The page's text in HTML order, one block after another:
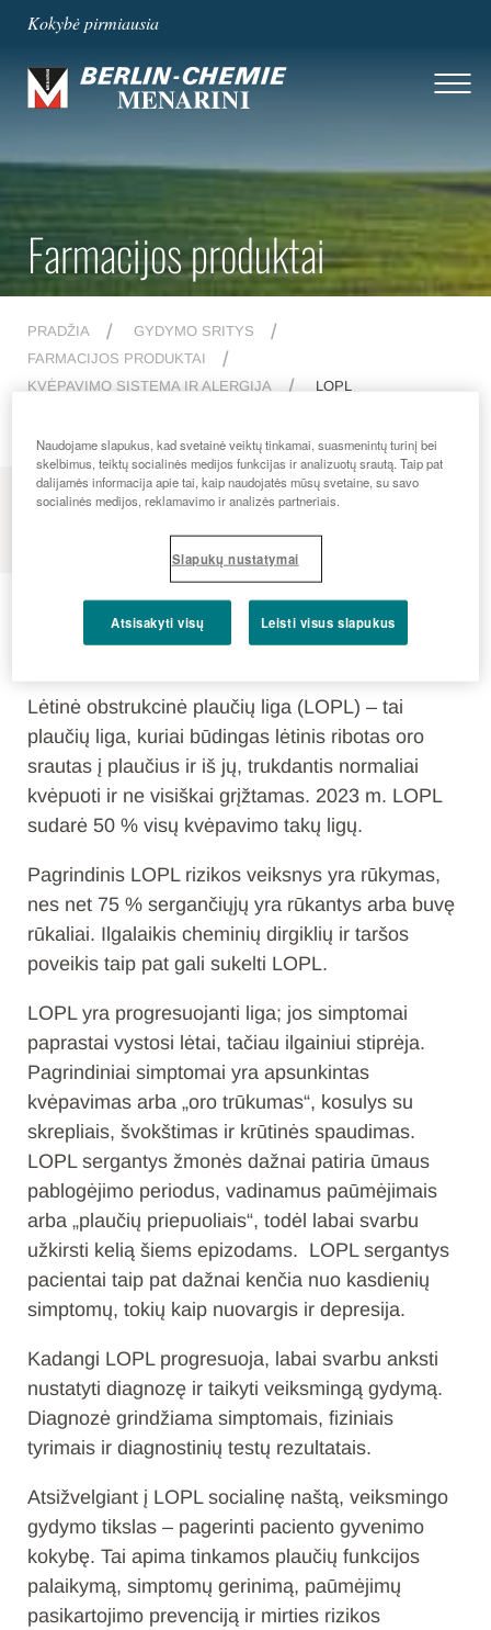
Kokybė pirmiausia
Farmacijos produktai
PRADŽIA
GYDYMO SRITYS
FARMACIJOS PRODUKTAI
KVĖPAVIMO SISTEMA IR ALERGIJA
LOPL
MENU
LOPL
Lėtinė obstrukcinė plaučių liga (LOPL) – tai
plaučių liga, kuriai būdingas lėtinis ribotas oro
srautas į plaučius ir iš jų, trukdantis normaliai
kvėpuoti ir ne visiškai grįžtamas. 2023 m. LOPL
sudarė 50 % visų kvėpavimo takų ligų.
Pagrindinis LOPL rizikos veiksnys yra rūkymas,
nes net 75 % sergančiųjų yra rūkantys arba buvę
rūkaliai. Ilgalaikis cheminių dirgiklių ir taršos
poveikis taip pat gali sukelti LOPL.
LOPL yra progresuojanti liga; jos simptomai
paprastai vystosi lėtai, tačiau ilgainiui stiprėja.
Pagrindiniai simptomai yra apsunkintas
kvėpavimas arba „oro trūkumas“, kosulys su
skrepliais, švokštimas ir krūtinės spaudimas.
LOPL sergantys žmonės dažnai patiria ūmaus
pablogėjimo periodus, vadinamus paūmėjimais
arba „plaučių priepuoliais“, todėl labai svarbu
užkirsti kelią šiems epizodams. LOPL sergantys
pacientai taip pat dažnai kenčia nuo kasdienių
simptomų, tokių kaip nuovargis ir depresija.
Kadangi LOPL progresuoja, labai svarbu anksti
nustatyti diagnozę ir taikyti veiksmingą gydymą.
Diagnozė grindžiama simptomais, fiziniais
tyrimais ir diagnostinių testų rezultatais.
Atsižvelgiant į LOPL socialinę naštą, veiksmingo
gydymo tikslas – pagerinti paciento gyvenimo
kokybę. Tai apima tinkamos plaučių funkcijos
palaikymą, simptomų gerinimą, paūmėjimų
pasikartojimo prevenciją ir mirties rizikos
Naudojame slapukus, kad svetainė veiktų tinkamai, suasmenintų turinį bei
skelbimus, teiktų socialinės medijos funkcijas ir analizuotų srautą. Taip pat
dalijamės informacija apie tai, kaip naudojatės mūsų svetaine, su savo
socialinės medijos, reklamavimo ir analizės partneriais.
Slapukų nustatymai
Atsisakyti visų Leisti visus slapukus